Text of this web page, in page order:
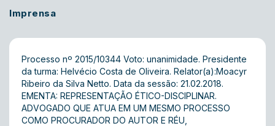
Imprensa
Processo nº 2015/10344 Voto: unanimidade. Presidente
da turma: Helvécio Costa de Oliveira. Relator(a):Moacyr
Ribeiro da Silva Netto. Data da sessão: 21.02.2018.
EMENTA: REPRESENTAÇÃO ÉTICO-DISCIPLINAR.
ADVOGADO QUE ATUA EM UM MESMO PROCESSO
COMO PROCURADOR DO AUTOR E RÉU,